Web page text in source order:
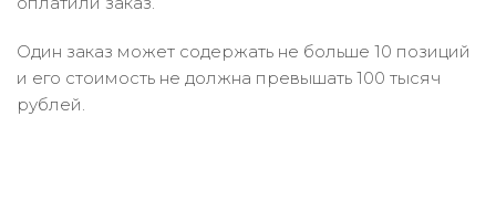
Один заказ может содержать не больше 10 позиций
и его стоимость не должна превышать 100 тысяч
рублей.